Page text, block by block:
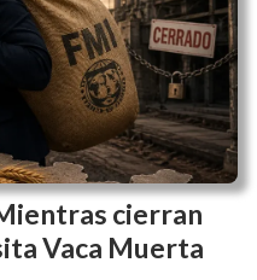
cierran
Vaca Muerta